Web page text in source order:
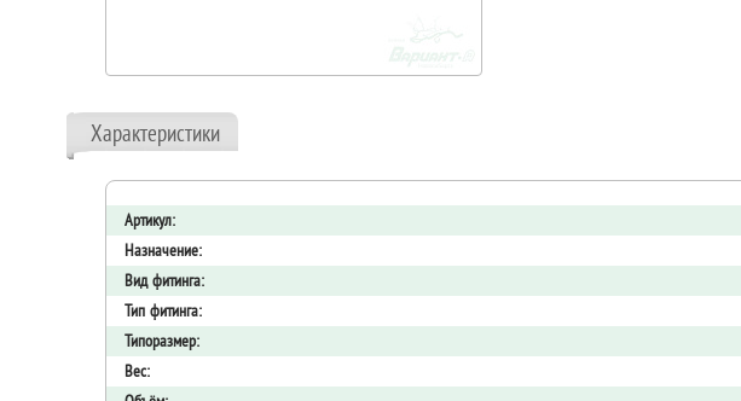
Характеристики
Артикул:
Назначение:
Вид фитинга:
Тип фитинга:
Типоразмер:
Вес: